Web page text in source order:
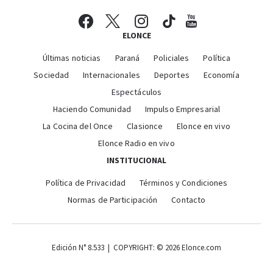
ELONCE
Últimas noticias Paraná Policiales
Política
Sociedad
Internacionales Deportes
Economía
Espectáculos
Haciendo Comunidad
Impulso Empresarial
La Cocina del Once
Clasionce
Elonce en vivo
Elonce Radio en vivo
INSTITUCIONAL
Política de Privacidad
Términos y Condiciones
Normas de Participación
Contacto
Edición N° 8.533 | COPYRIGHT: © 2026 Elonce.com